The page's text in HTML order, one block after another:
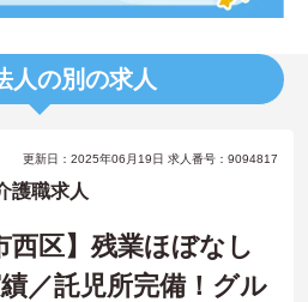
人の別の求人
更新日：2025年06月19日 求人番号：9094817
護職求人
西区】残業ほぼなし
／託児所完備！グル